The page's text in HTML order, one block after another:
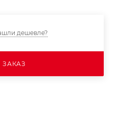
дешевле?